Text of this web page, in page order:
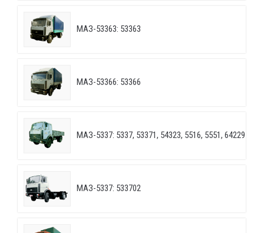
МАЗ-53363: 53363
МАЗ-53366: 53366
МАЗ-5337: 5337, 53371, 54323, 5516, 5551, 64229
МАЗ-5337: 533702